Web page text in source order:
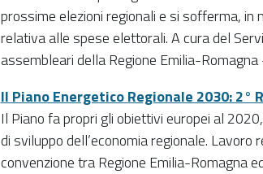
prossime elezioni regionali e si sofferma,
relativa alle spese elettorali. A cura del
assembleari della Regione Emilia-
Il Piano Energetico Regionale 2030:
Il Piano fa propri gli obiettivi europei al
di sviluppo dell’economia regionale.
convenzione tra Regione Emilia-Romagna